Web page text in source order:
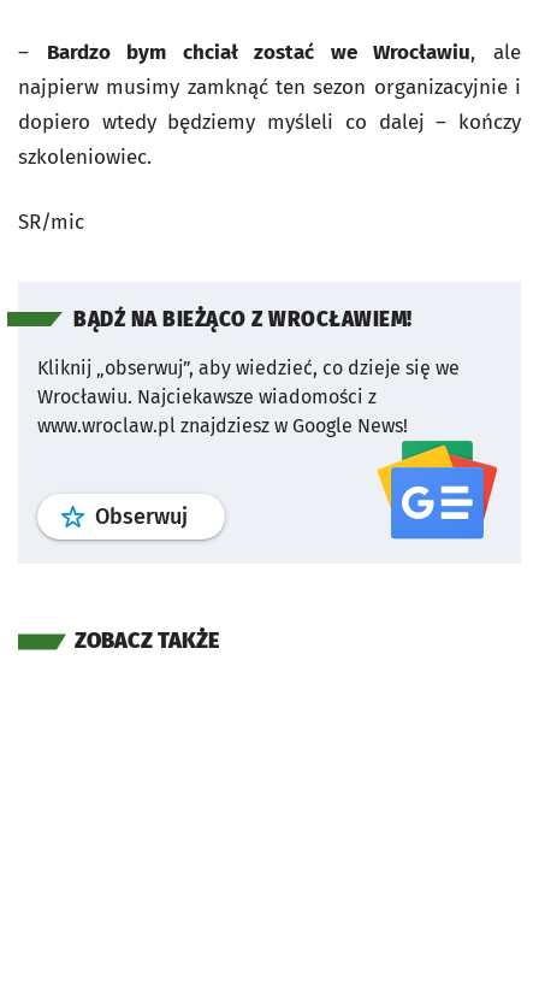
– Bardzo bym chciał zostać we Wrocławiu, ale
najpierw musimy zamknąć ten sezon organizacyjnie i
dopiero wtedy będziemy myśleli co dalej – kończy
szkoleniowiec.
SR/mic
BĄDŹ NA BIEŻĄCO Z WROCŁAWIEM!
Kliknij „obserwuj”, aby wiedzieć, co dzieje się we
Wrocławiu. Najciekawsze wiadomości z
www.wroclaw.pl znajdziesz w Google News!
Obserwuj profil serwisu
ZOBACZ TAKŻE